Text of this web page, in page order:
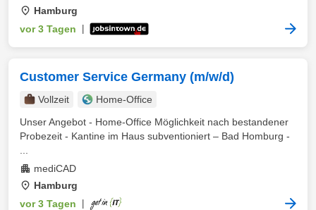
Hamburg
vor 3 Tagen
Customer Service Germany (m/w/d)
Vollzeit
Home-Office
Unser Angebot - Home-Office Möglichkeit nach bestandener
Probezeit - Kantine im Haus subventioniert – Bad Homburg -
mediCAD
Hamburg
vor 3 Tagen